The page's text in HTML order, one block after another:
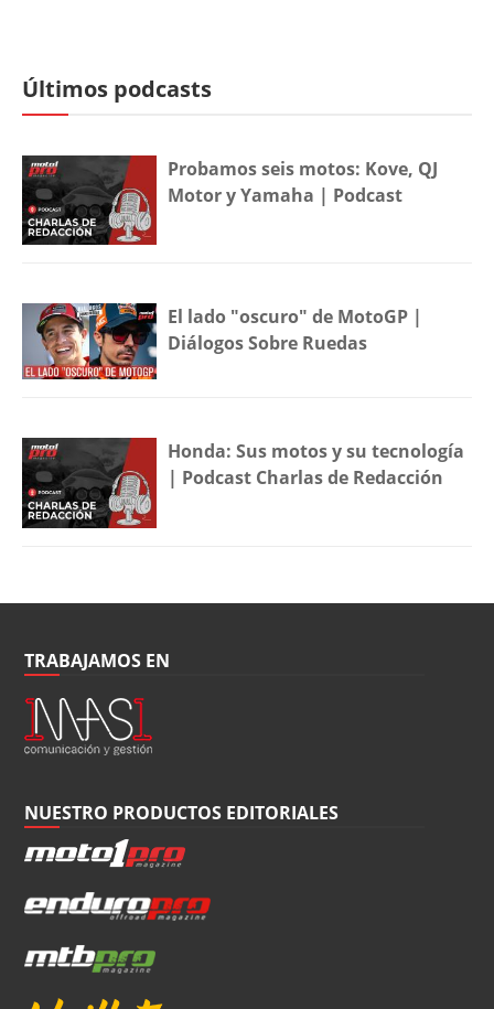
Últimos podcasts
Probamos seis motos: Kove, QJ
Motor y Yamaha | Podcast
El lado "oscuro" de MotoGP |
Diálogos Sobre Ruedas
Honda: Sus motos y su tecnología
| Podcast Charlas de Redacción
TRABAJAMOS EN
NUESTRO PRODUCTOS EDITORIALES